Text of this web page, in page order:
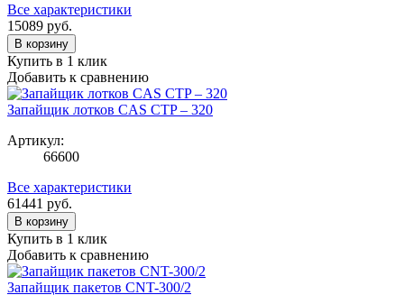
Все характеристики
15089 руб.
В корзину
Купить в 1 клик
Добавить к сравнению
Запайщик лотков CAS CTP – 320
Артикул:
66600
Все характеристики
61441 руб.
В корзину
Купить в 1 клик
Добавить к сравнению
Запайщик пакетов CNT-300/2